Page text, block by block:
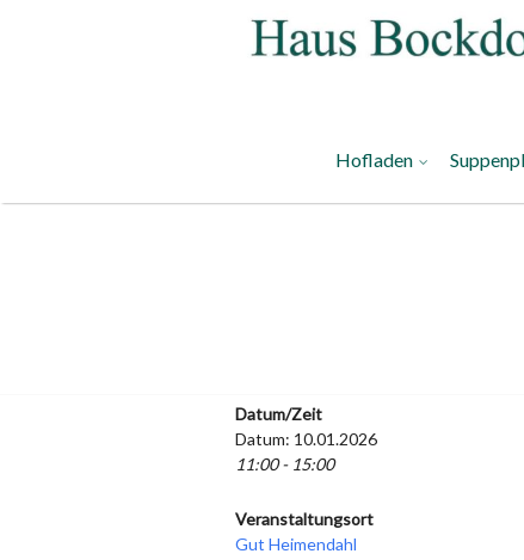
Hofladen
Datum/Zeit
Datum: 10.01.2026
11:00 - 15:00
Veranstaltungsort
Gut Heimendahl